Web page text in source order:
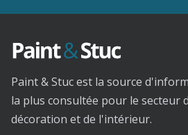
Paint & Stuc est la source
la plus consultée pour le secteur
décoration et de l'intérieur.